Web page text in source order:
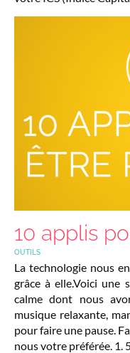
10 applis
OUTILS
La technologie nous
grâce à elle.Voici une
calme dont nous
musique relaxante,
pour faire une pause.
nous votre préférée.